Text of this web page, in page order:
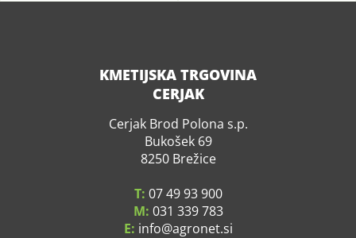
KMETIJSKA TRGOVINA
CERJAK
Cerjak Brod Polona s.p.
Bukošek 69
8250 Brežice
T: 07 49 93 900
M: 031 339 783
E: info agronet.si